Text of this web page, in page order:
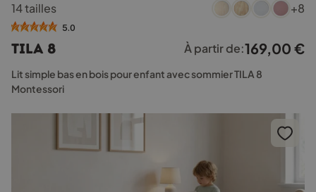
produit
a
variations.
Les
options
être
14 tailles +8
5.0
TILA 8 À partir de:169,00 €
Lit simple bas en bois pour enfant avec sommier TILA 8
Montessori